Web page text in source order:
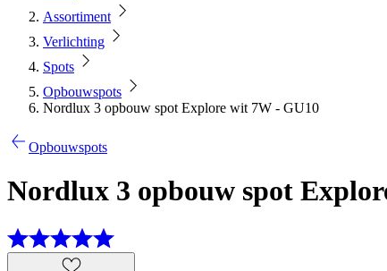
Assortiment
Verlichting
Spots
Opbouwspots
Nordlux 3 opbouw spot Explore wit 7W - GU10
Opbouwspots
Nordlux 3 opbouw spot